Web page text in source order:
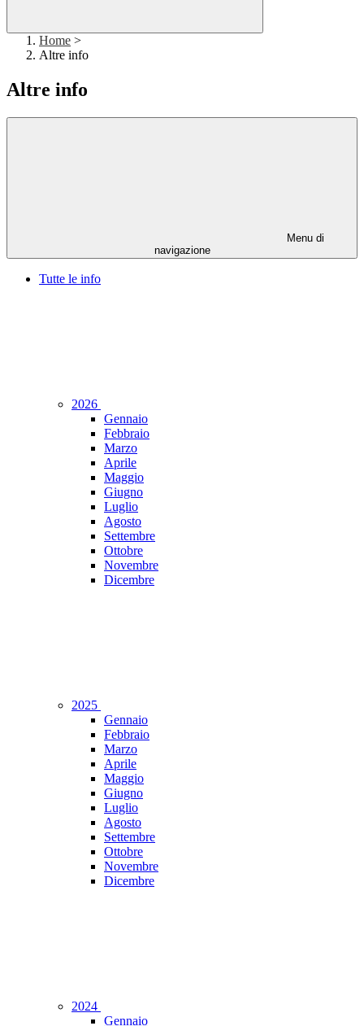
Home >
Altre info
Altre info
Menu di
navigazione
Tutte le info
2026
Gennaio
Febbraio
Marzo
Aprile
Maggio
Giugno
Luglio
Agosto
Settembre
Ottobre
Novembre
Dicembre
2025
Gennaio
Febbraio
Marzo
Aprile
Maggio
Giugno
Luglio
Agosto
Settembre
Ottobre
Novembre
Dicembre
2024
Gennaio